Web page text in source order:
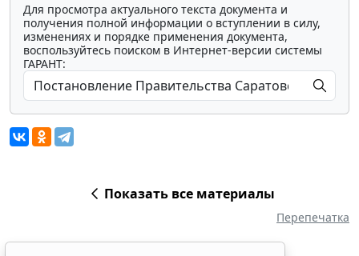
Для просмотра актуального текста документа и
получения полной информации о вступлении в силу,
изменениях и порядке применения документа,
воспользуйтесь поиском в Интернет-версии системы
ГАРАНТ:
Показать все материалы
Перепечатка